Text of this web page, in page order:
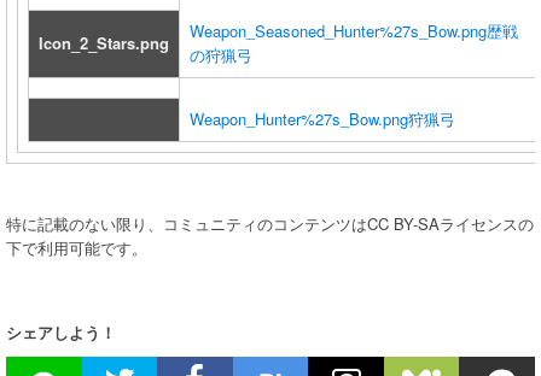
Icon_2_Stars.png
Weapon_Seasoned_Hunter%27s_Bow.png歴戦
の狩猟弓
Weapon_Hunter%27s_Bow.png狩猟弓
特に記載のない限り、コミュニティのコンテンツはCC BY-SAライセンスの
下で利用可能です。
シェアしよう！